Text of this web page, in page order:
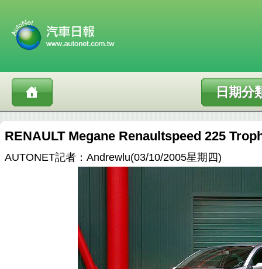
日期分
RENAULT Megane Renaultspeed 225
AUTONET記者：Andrewlu(03/10/2005星期四)